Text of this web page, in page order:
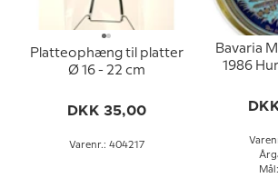
Platteophæng til platter
Ø 16 - 22 cm
DKK 35,00
Varenr.: 404217
Bavaria
1986